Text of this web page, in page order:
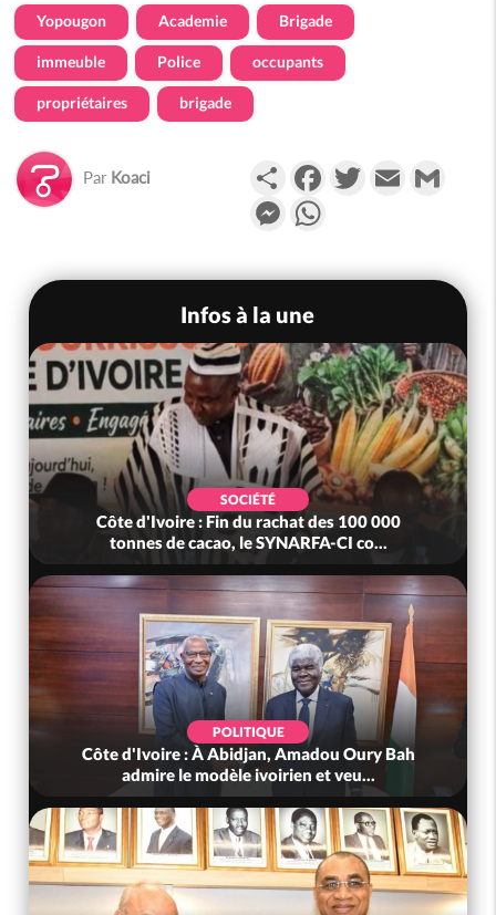
Yopougon Academie Brigade
immeuble Police occupants
propriétaires brigade
Par Koaci PartagerFacebookTwitterEmail
Messenger
Infos à la une
SOCIÉTÉ
Côte d'Ivoire : Fin du rachat des 100 000
tonnes de cacao, le SYNARFA-CI co...
POLITIQUE
Côte d'Ivoire : À Abidjan, Amadou Oury Bah
admire le modèle ivoirien et veu...